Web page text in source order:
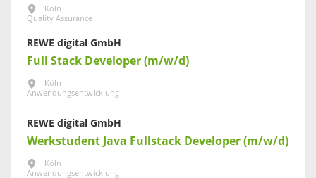
Köln
Quality Assurance
REWE digital GmbH
Full Stack Developer (m/w/d)
Köln
Anwendungsentwicklung
REWE digital GmbH
Werkstudent Java Fullstack Developer (m/w/d)
Köln
Anwendungsentwicklung